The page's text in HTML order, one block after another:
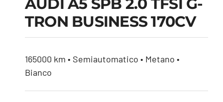
AUDI A5 SPB 2.0 TFSI
G-TRON BUSINESS
170CV
TRON BUSINESS 170CV
165000 km • Semiautomatico • Metano •
Bianco